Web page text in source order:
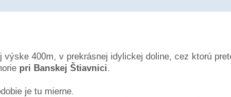
400m, v prekrásnej idylickej doline, cez ktorú
pri Banskej Štiavnici.
je tu mierne.